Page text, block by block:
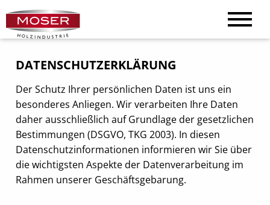
DATENSCHUTZERKLÄRUNG
Der Schutz Ihrer persönlichen Daten ist uns ein
besonderes Anliegen. Wir verarbeiten Ihre Daten
daher ausschließlich auf Grundlage der gesetzlichen
Bestimmungen (DSGVO, TKG 2003). In diesen
Datenschutzinformationen informieren wir Sie über
die wichtigsten Aspekte der Datenverarbeitung im
Rahmen unserer Geschäftsgebarung.